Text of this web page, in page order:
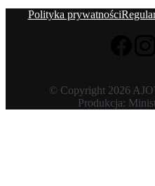
Polityka prywatności
© Copyright 2026
Produkcja: